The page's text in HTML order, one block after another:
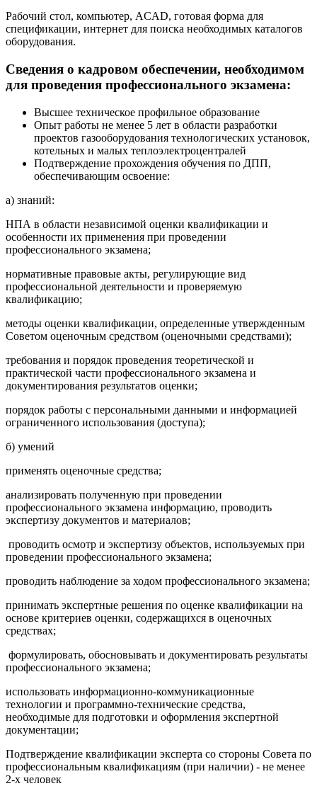
Рабочий стол, компьютер, ACAD, готовая форма для
спецификации, интернет для поиска необходимых каталогов
оборудования.
Сведения о кадровом обеспечении, необходимом
для проведения профессионального экзамена:
Высшее техническое профильное образование
Опыт работы не менее 5 лет в области разработки
проектов газооборудования технологических установок,
котельных и малых теплоэлектроцентралей
Подтверждение прохождения обучения по ДПП,
обеспечивающим освоение:
а) знаний:
НПА в области независимой оценки квалификации и
особенности их применения при проведении
профессионального экзамена;
нормативные правовые акты, регулирующие вид
профессиональной деятельности и проверяемую
квалификацию;
методы оценки квалификации, определенные утвержденным
Советом оценочным средством (оценочными средствами);
требования и порядок проведения теоретической и
практической части профессионального экзамена и
документирования результатов оценки;
порядок работы с персональными данными и информацией
ограниченного использования (доступа);
б) умений
применять оценочные средства;
анализировать полученную при проведении
профессионального экзамена информацию, проводить
экспертизу документов и материалов;
проводить осмотр и экспертизу объектов, используемых при
проведении профессионального экзамена;
проводить наблюдение за ходом профессионального экзамена;
принимать экспертные решения по оценке квалификации на
основе критериев оценки, содержащихся в оценочных
средствах;
формулировать, обосновывать и документировать результаты
профессионального экзамена;
использовать информационно-коммуникационные
технологии и программно-технические средства,
необходимые для подготовки и оформления экспертной
документации;
Подтверждение квалификации эксперта со стороны Совета по
профессиональным квалификациям (при наличии) - не менее
2-х человек